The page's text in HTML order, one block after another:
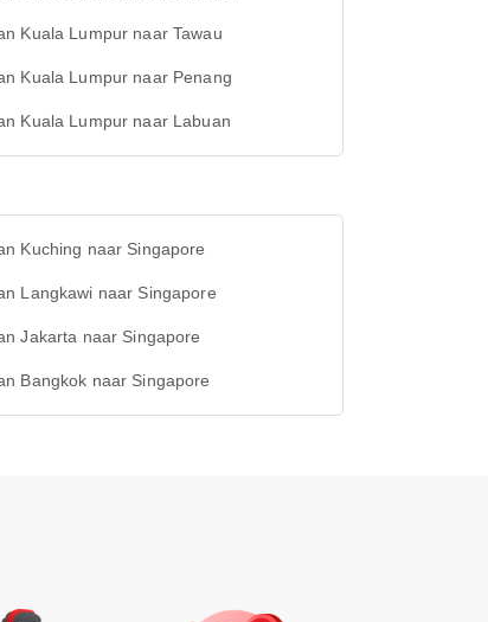
Kuala Lumpur naar Tawau
Kuala Lumpur naar Penang
Kuala Lumpur naar Labuan
Kuching naar Singapore
Langkawi naar Singapore
Jakarta naar Singapore
Bangkok naar Singapore